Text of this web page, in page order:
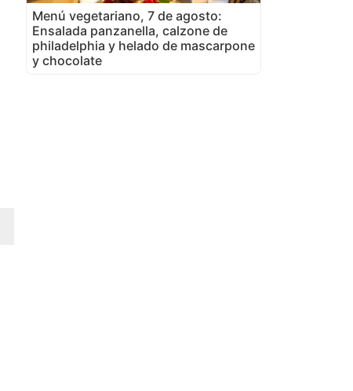
Menú vegetariano, 7 de agosto:
Ensalada panzanella, calzone de
philadelphia y helado de mascarpone
y chocolate